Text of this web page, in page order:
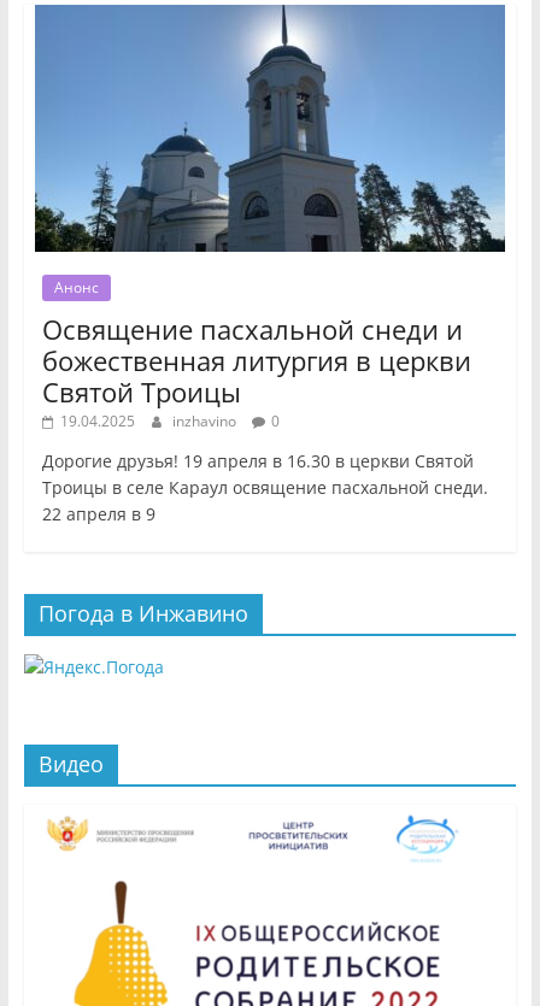
Анонс
Освящение пасхальной снеди и
божественная литургия в церкви
Святой Троицы
19.04.2025 inzhavino 0
Дорогие друзья! 19 апреля в 16.30 в церкви Святой
Троицы в селе Караул освящение пасхальной снеди.
22 апреля в 9
Погода в Инжавино
Видео